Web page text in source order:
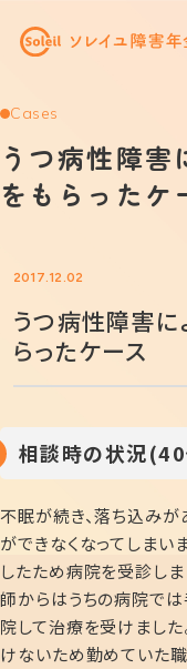
Cases
うつ病性障害
をもらったケ
2017.12.02
うつ病性障害
らったケース
相談時の状況(40
不眠が続き、落ち込みが
ができなくなってしまい
したため病院を受診しま
師からはうちの病院で
院して治療を受けまし
けないため勤めていた